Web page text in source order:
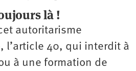
là !
autoritarisme
l’article 40, qui interdit à
à une formation de